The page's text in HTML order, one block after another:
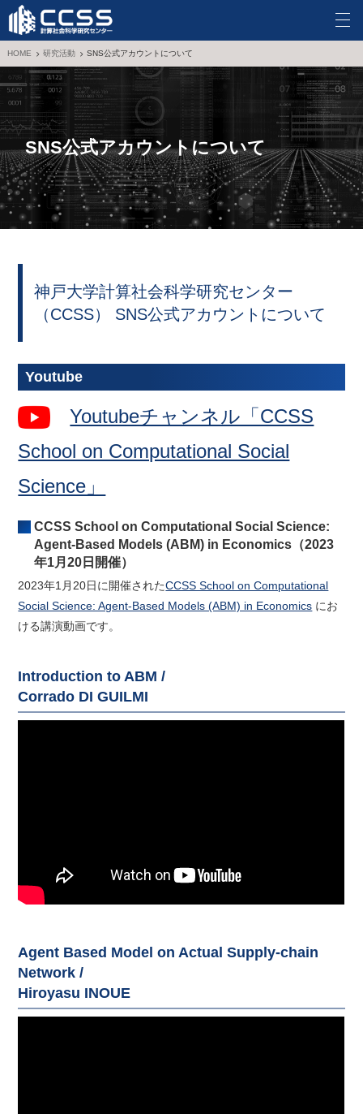
お問い合わせ
アクセス
JP EN
センター概要
研究部門
支援部門
リサーチフェロー
研究活動
HOME 研究活動 SNS公式アカウントについて
SNS公式アカウントについて
神戸大学計算社会科学研究センター
（CCSS） SNS公式アカウントについて
Youtube
Youtubeチャンネル「CCSS
School on Computational Social
Science」
CCSS School on Computational Social Science:
Agent-Based Models (ABM) in Economics（2023
年1月20日開催）
2023年1月20日に開催されたCCSS School on Computational
Social Science: Agent-Based Models (ABM) in Economics にお
ける講演動画です。
Introduction to ABM /
Corrado DI GUILMI
Agent Based Model on Actual Supply-chain
Network /
Hiroyasu INOUE